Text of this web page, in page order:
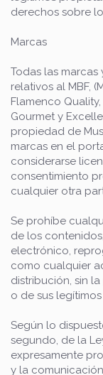
derechos sobre
Marcas
Todas las
relativos al MBF,
Flamenco
Gourmet y
propiedad de
marcas en el
considerarse
consentimiento
cualquier otra
Se prohíbe
de los
electrónico,
como cualquier
distribución, sin
o de sus
Según lo
segundo, de la
expresamente
y la